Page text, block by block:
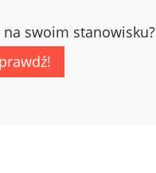
swoim stanowisku?